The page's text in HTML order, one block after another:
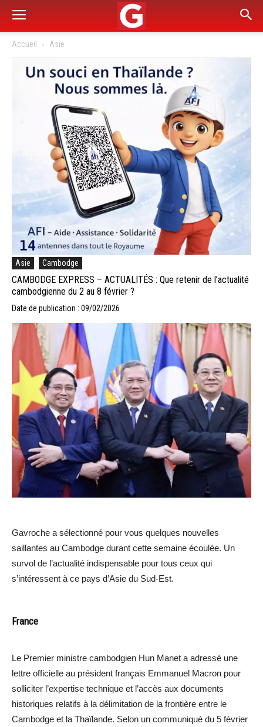
Accueil Asie
Asie Cambodge
CAMBODGE EXPRESS – ACTUALITÉS : Que retenir de l’actualité
cambodgienne du 2 au 8 février ?
Date de publication : 09/02/2026
Gavroche a sélectionné pour vous quelques nouvelles
saillantes au Cambodge durant cette semaine écoulée. Un
survol de l’actualité indispensable pour tous ceux qui
s’intéressent à ce pays d’Asie du Sud-Est.
France
Le Premier ministre cambodgien Hun Manet a adressé une
lettre officielle au président français Emmanuel Macron pour
solliciter l’expertise technique et l’accès aux documents
historiques relatifs à la délimitation de la frontière entre le
Cambodge et la Thaïlande. Selon un communiqué du 5 février